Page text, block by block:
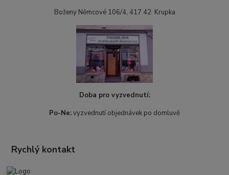
Boženy Němcové 106/4, 417 42 Krupka
Doba pro vyzvednutí:
Po-Ne:vyzvednutí objednávek po domluvě
Rychlý kontakt